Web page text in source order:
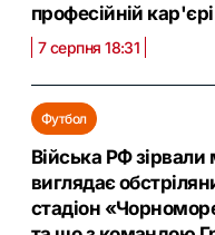
професійній кар'єрі
7 серпня 18:31
Футбол
Війська РФ
виглядає
стадіон